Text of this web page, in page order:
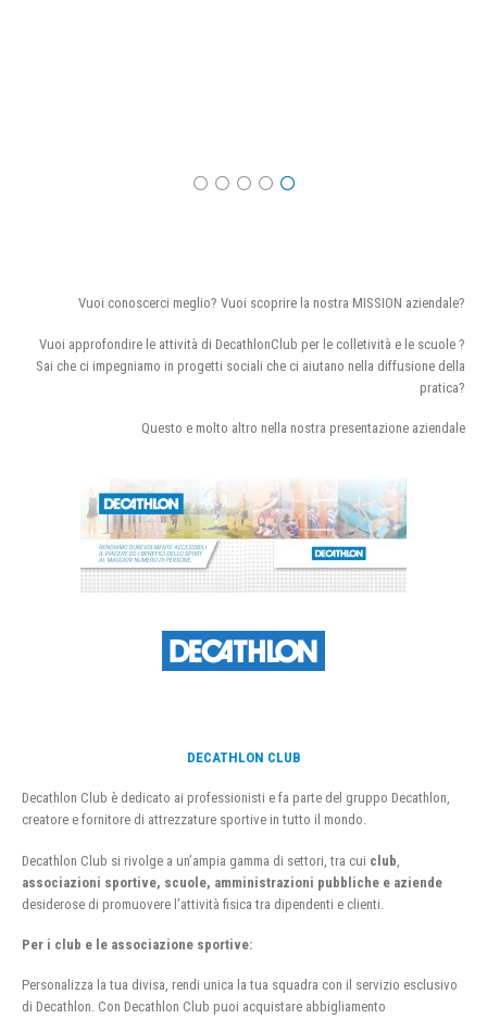
Vuoi conoscerci meglio? Vuoi scoprire la nostra MISSION aziendale?
Vuoi approfondire le attività di DecathlonClub per le colletività e le scuole ?
Sai che ci impegniamo in progetti sociali che ci aiutano nella diffusione della
pratica?
Questo e molto altro nella nostra presentazione aziendale
DECATHLON CLUB
Decathlon Club è dedicato ai professionisti e fa parte del gruppo Decathlon,
creatore e fornitore di attrezzature sportive in tutto il mondo.
Decathlon Club si rivolge a un’ampia gamma di settori, tra cui club
associazioni sportive, scuole, amministrazioni pubbliche e aziende
desiderose di promuovere l’attività fisica tra dipendenti e clienti.
Per i club e le associazione sportive:
Personalizza la tua divisa, rendi unica la tua squadra con il servizio esclusivo
di Decathlon. Con Decathlon Club puoi acquistare abbigliamento